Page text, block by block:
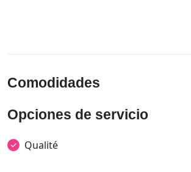
Comodidades
Opciones de servicio
Qualité